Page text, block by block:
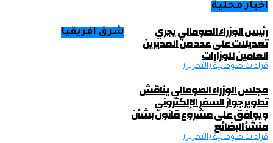
اخبار محلية
رئيس الوزراء الصومالي يجري
تعديلات على عدد من المديرين
العامين للوزارات
قراءات صومالية (التحرير)
مجلس الوزراء الصومالي يناقش
تطوير جواز السفر الإلكتروني
ويوافق على مشروع قانون بشأن
منشأ البضائع
قراءات صومالية (التحرير)
شرق افريقيا